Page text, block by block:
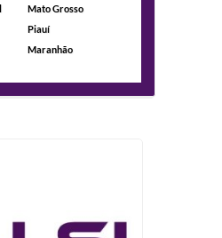
Mato Grosso
Piauí
Maranhão